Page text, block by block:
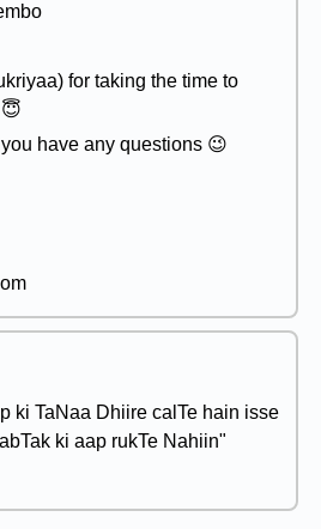
for taking the time to
have any questions 😉
ki TaNaa Dhiire calTe hain isse
ki aap rukTe Nahiin"